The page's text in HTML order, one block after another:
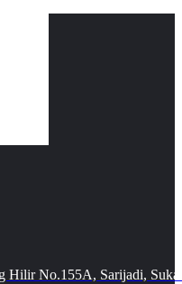
Hilir No.155A, Sarijadi,